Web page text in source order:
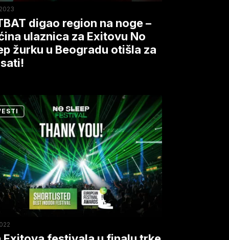
digao region na noge –
ulaznica za Exitovu No
žurku u Beogradu otišla za